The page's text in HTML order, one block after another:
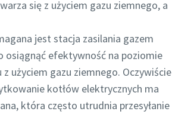
się z użyciem gazu ziemnego, a
jest stacja zasilania gazem
osiągnąć efektywność na poziomie
użyciem gazu ziemnego. Oczywiście
kotłów elektrycznych ma
która często utrudnia przesyłanie